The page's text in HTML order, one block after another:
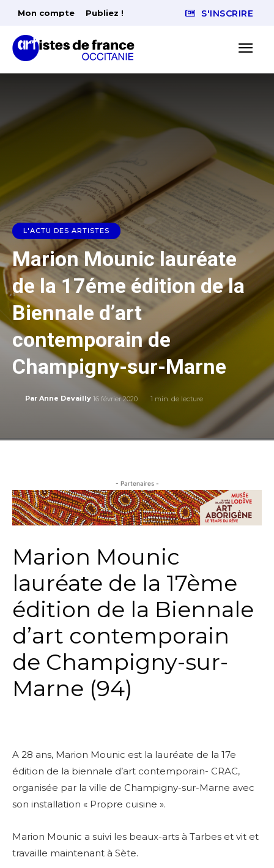
Mon compte Publiez ! S'INSCRIRE
L'ACTU DES ARTISTES
Marion Mounic lauréate
de la 17éme édition de la
Biennale d’art
contemporain de
Champigny-sur-Marne
Par Anne Devailly 16 février 2020 1 min. de lecture
- Partenaires -
Marion Mounic
lauréate de la 17ème
édition de la Biennale
d’art contemporain
de Champigny-sur-
Marne (94)
A 28 ans, Marion Mounic est la lauréate de la 17e
édition de la biennale d’art contemporain- CRAC,
organisée par la ville de Champigny-sur-Marne avec
son installation « Propre cuisine ».
Marion Mounic a suivi les beaux-arts à Tarbes et vit et
travaille maintenant à Sète.